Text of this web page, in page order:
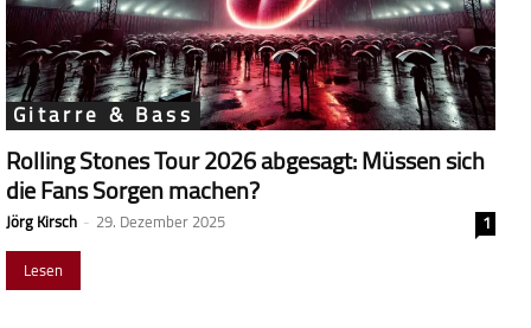
Gitarre & Bass
Rolling Stones Tour 2026 abgesagt: Müssen sich
die Fans Sorgen machen?
Jörg Kirsch - 29. Dezember 2025
1
Lesen